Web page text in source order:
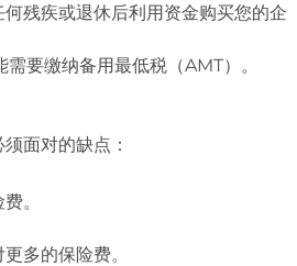
残疾或退休后利用资金购买您的企
要缴纳备用最低税（AMT）。
面对的缺点：
。
多的保险费。